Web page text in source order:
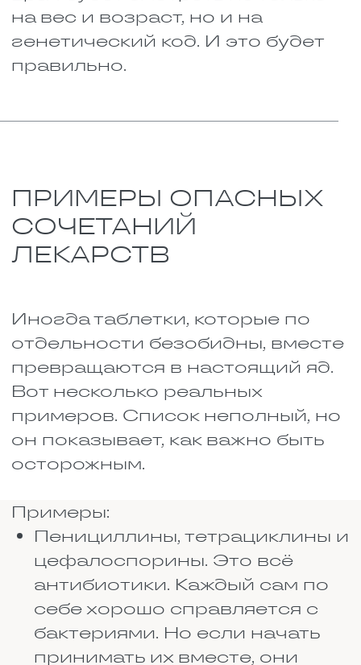
Это лишь малая часть того, что
может пойти не так. Лекарств
тысячи, и каждый медикамент
КАК ПРОВЕРИТЬ
СОВМЕСТИМОСТЬ
ЛЕКАРСТВ ЧЕРЕЗ
ИНТЕРНЕТ
В интернете есть сервисы,
которые помогают примерно
оценить совместимость
лекарств онлайн. Достаточно
программа выдаст ответ: можно
их принимать вместе или нет.
Это быстро и удобно.
Но у таких сервисов есть
вашего веса, ни возраста, ни
состояния печени и почек, ни